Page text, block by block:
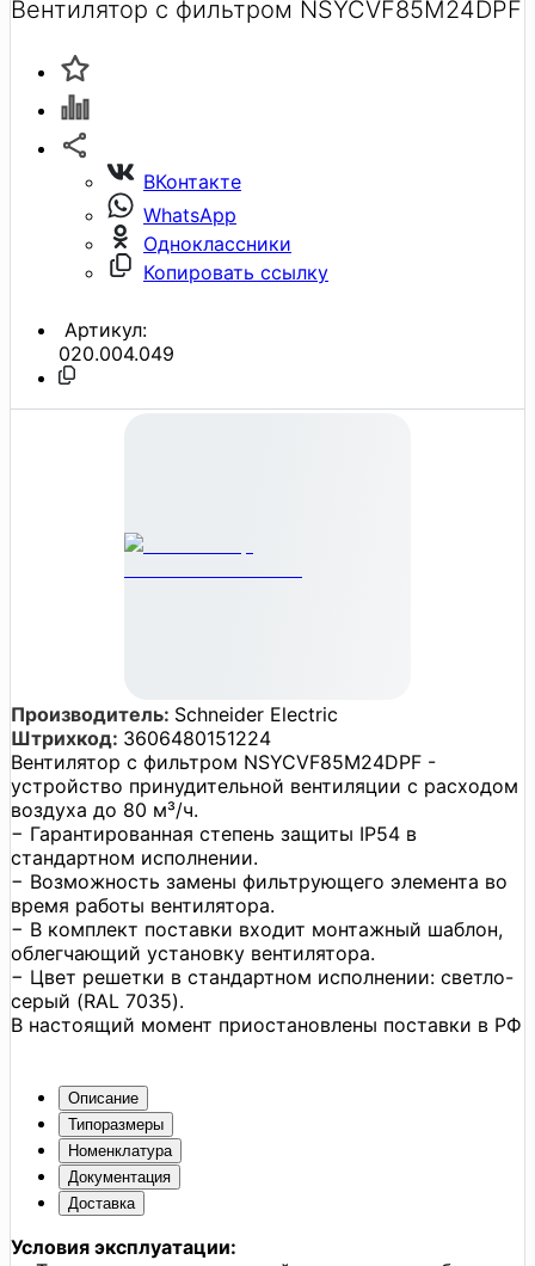
Вентилятор с фильтром NSYCVF85M24DPF
ВКонтакте
WhatsApp
Одноклассники
Копировать ссылку
Артикул:
020.004.049
Производитель: Schneider Electric
Штрихкод: 3606480151224
Вентилятор с фильтром NSYCVF85M24DPF -
устройство принудительной вентиляции с расходом
воздуха до 80 м³/ч.
− Гарантированная степень защиты IP54 в
стандартном исполнении.
− Возможность замены фильтрующего элемента во
время работы вентилятора.
− В комплект поставки входит монтажный шаблон,
облегчающий установку вентилятора.
− Цвет решетки в стандартном исполнении: светло-
серый (RAL 7035).
В настоящий момент приостановлены поставки в РФ
Описание
Типоразмеры
Номенклатура
Документация
Доставка
Условия эксплуатации: